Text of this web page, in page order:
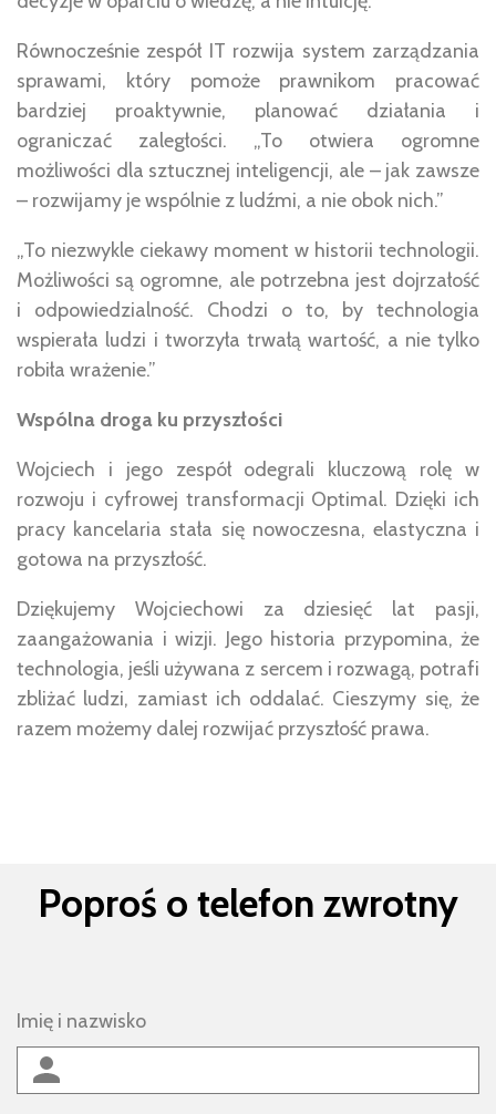
Równocześnie zespół IT rozwija system zarządzania
sprawami, który pomoże prawnikom pracować
bardziej proaktywnie, planować działania i
ograniczać zaległości. „To otwiera ogromne
możliwości dla sztucznej inteligencji, ale – jak zawsze
– rozwijamy je wspólnie z ludźmi, a nie obok nich.”
„To niezwykle ciekawy moment w historii technologii.
Możliwości są ogromne, ale potrzebna jest dojrzałość
i odpowiedzialność. Chodzi o to, by technologia
wspierała ludzi i tworzyła trwałą wartość, a nie tylko
robiła wrażenie.”
Wspólna droga ku przyszłości
Wojciech i jego zespół odegrali kluczową rolę w
rozwoju i cyfrowej transformacji Optimal. Dzięki ich
pracy kancelaria stała się nowoczesna, elastyczna i
gotowa na przyszłość.
Dziękujemy Wojciechowi za dziesięć lat pasji,
zaangażowania i wizji. Jego historia przypomina, że
technologia, jeśli używana z sercem i rozwagą, potrafi
zbliżać ludzi, zamiast ich oddalać. Cieszymy się, że
razem możemy dalej rozwijać przyszłość prawa.
Poproś o telefon zwrotny
Imię i nazwisko